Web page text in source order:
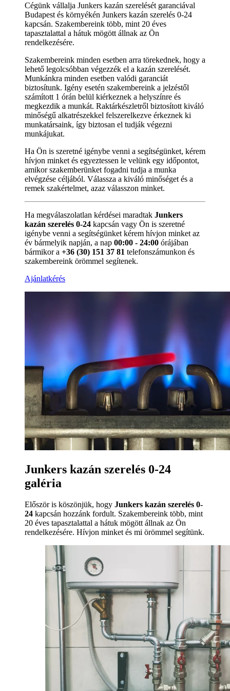
Cégünk vállalja Junkers kazán szerelését garanciával
Budapest és környékén Junkers kazán szerelés 0-24
kapcsán. Szakembereink több, mint 20 éves
tapasztalattal a hátuk mögött állnak az Ön
rendelkezésére.
Szakembereink minden esetben arra törekednek, hogy a
lehető legolcsóbban végezzék el a kazán szerelését.
Munkánkra minden esetben valódi garanciát
biztosítunk. Igény esetén szakembereink a jelzéstől
számított 1 órán belül kiérkeznek a helyszínre és
megkezdik a munkát. Raktárkészletről biztosított kiváló
minőségű alkatrészekkel felszerelkezve érkeznek ki
munkatársaink, így biztosan el tudják végezni
munkájukat.
Ha Ön is szeretné igénybe venni a segítségünket, kérem
hívjon minket és egyeztessen le velünk egy időpontot,
amikor szakemberünket fogadni tudja a munka
elvégzése céljából. Válassza a kiváló minőséget és a
remek szakértelmet, azaz válasszon minket.
Ha megválaszolatlan kérdései maradtak Junkers
kazán szerelés 0-24 kapcsán vagy Ön is szeretné
igénybe venni a segítségünket kérem hívjon minket az
év bármelyik napján, a nap 00:00 - 24:00 órájában
bármikor a +36 (30) 151 37 81 telefonszámunkon és
szakembereink örömmel segítenek.
Ajánlatkérés
Junkers kazán szerelés 0-24
galéria
Először is köszönjük, hogy Junkers kazán szerelés 0-
24 kapcsán hozzánk fordult. Szakembereink több, mint
20 éves tapasztalattal a hátuk mögött állnak az Ön
rendelkezésére. Hívjon minket és mi örömmel segítünk.